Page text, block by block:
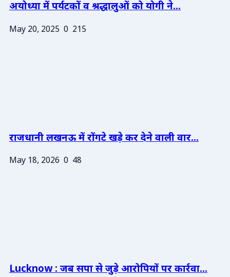
अयोध्या में पर्यटकों व श्रद्धालुओं को योगी ने...
May 20, 2025 0 215
राजधानी लखनऊ में रोंगटे खड़े कर देने वाली वार...
May 18, 2026 0 48
Lucknow : जब सपा से जुड़े आरोपियों पर कार्रवा...